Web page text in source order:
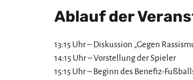
Ablauf der
13:15 Uhr – Diskussion „Gegen
14:15 Uhr – Vorstellung der Spieler
15:15 Uhr – Beginn des Benefiz-